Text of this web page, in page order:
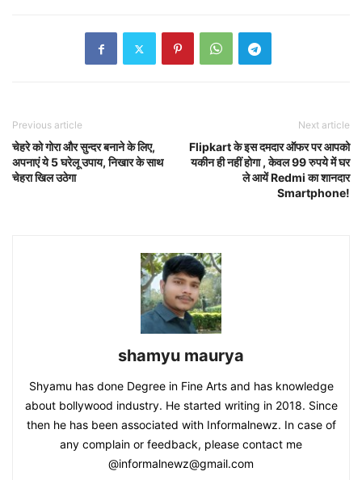
Previous article
चेहरे को गोरा और सुन्दर बनाने के लिए,
अपनाएं ये 5 घरेलू उपाय, निखार के साथ
चेहरा खिल उठेगा
Next article
Flipkart के इस दमदार ऑफर पर आपको
यकीन ही नहीं होगा , केवल 99 रुपये में घर
ले आयें Redmi का शानदार
Smartphone!
shamyu maurya
Shyamu has done Degree in Fine Arts and has knowledge
about bollywood industry. He started writing in 2018. Since
then he has been associated with Informalnewz. In case of
any complain or feedback, please contact me
@informalnewz@gmail.com